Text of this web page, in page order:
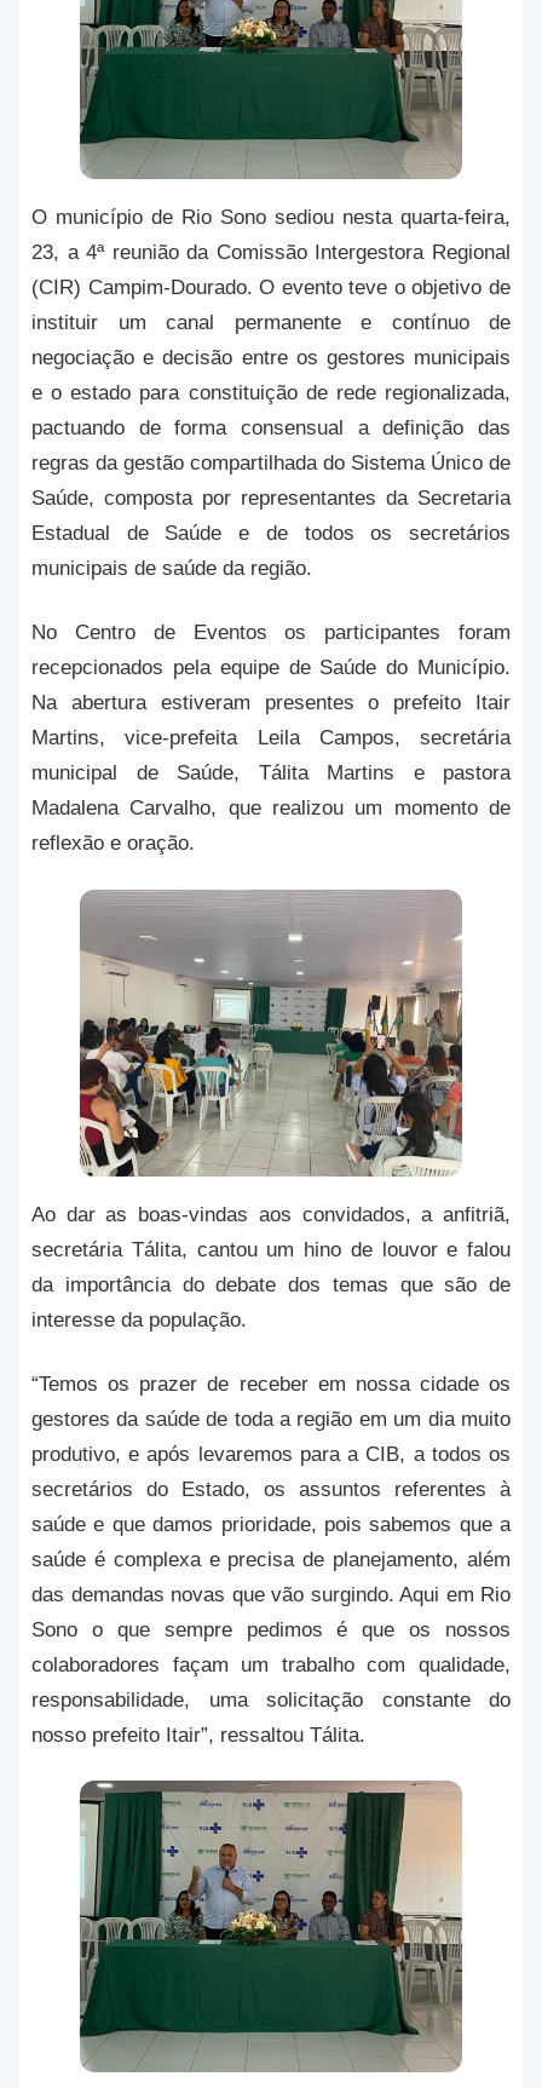
O município de Rio Sono sediou nesta quarta-feira,
23, a 4ª reunião da Comissão Intergestora Regional
(CIR) Campim-Dourado. O evento teve o objetivo de
instituir um canal permanente e contínuo de
negociação e decisão entre os gestores municipais
e o estado para constituição de rede regionalizada,
pactuando de forma consensual a definição das
regras da gestão compartilhada do Sistema Único de
Saúde, composta por representantes da Secretaria
Estadual de Saúde e de todos os secretários
municipais de saúde da região.
No Centro de Eventos os participantes foram
recepcionados pela equipe de Saúde do Município.
Na abertura estiveram presentes o prefeito Itair
Martins, vice-prefeita Leila Campos, secretária
municipal de Saúde, Tálita Martins e pastora
Madalena Carvalho, que realizou um momento de
reflexão e oração.
Ao dar as boas-vindas aos convidados, a anfitriã,
secretária Tálita, cantou um hino de louvor e falou
da importância do debate dos temas que são de
interesse da população.
“Temos os prazer de receber em nossa cidade os
gestores da saúde de toda a região em um dia muito
produtivo, e após levaremos para a CIB, a todos os
secretários do Estado, os assuntos referentes à
saúde e que damos prioridade, pois sabemos que a
saúde é complexa e precisa de planejamento, além
das demandas novas que vão surgindo. Aqui em Rio
Sono o que sempre pedimos é que os nossos
colaboradores façam um trabalho com qualidade,
responsabilidade, uma solicitação constante do
nosso prefeito Itair”, ressaltou Tálita.